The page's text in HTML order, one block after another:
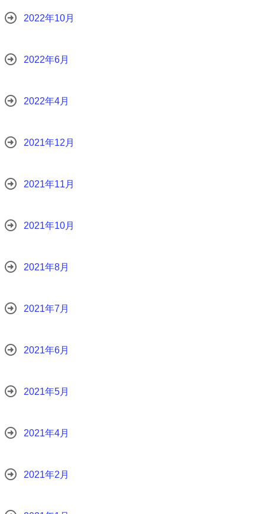
2022年10月
2022年6月
2022年4月
2021年12月
2021年11月
2021年10月
2021年8月
2021年7月
2021年6月
2021年5月
2021年4月
2021年2月